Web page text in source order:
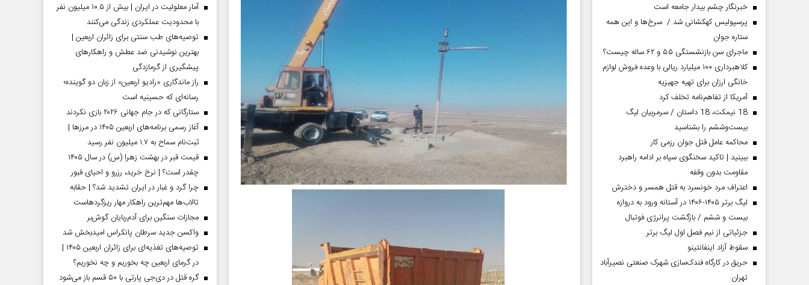
خبرنگار چشم بیدار جامعه است
پرسپولیس کهکشانی شد / سرخ‌ها و این همه
ستاره جوان
ماجرای سن بازنشستگی ۵۵ و ۶۲ ساله چیست؟
کلاهبرداری ۱۰۰ میلیارد ریالی با وعده فروش لوازم
خانگی ارزان برای تهیه جهیزیه
آمریکا از تفاهم‌نامه تخلف کرد
18 نیمکت، 18 داستان / سرمربیان لیگ
بیست‌وششم را بشناسید
محاکمه عامل قتل جوان رزمی کار
ببینید | تاکید سخنگوی سپاه بر ادامه راهبرد
مقاومت بدون وقفه
اعتراف مرد خونسرد به قتل همسر و دخترش
لیگ برتر ۱۴۰۵-۱۴۰۶ در آستانه ورود به دروازه
بیست و ششم / بازگشت پرانرژی فوتبال
جزئیاتی از نیم فصل اول لیگ برتر
سقوط آزاد اینفانتینو
حریق در کارگاه فندک‌سازی شهرک صنعتی نصیرآباد
تهران
آمار معلولیت در ایران | بیش از ۱۰.۵ میلیون نفر
با محدودیت عملکردی زندگی می‌کنند
توصیه‌های طب سنتی برای زائران اربعین |
بهترین نوشیدنی ضد عطش و راهکارهای
پیشگیری از گرمازدگی
راز ماندگاری «رادیو اربعین» از زبان دو گوینده؛
رسانه‌ای که حسینیه است
ستارگانی که در جام جهانی ۲۰۲۶ بازی نکردند
آغاز رسمی برنامه‌های اربعین ۱۴۰۵ در مرز‌ها |
ثبت‌نام سماح به ۱.۷ میلیون نفر رسید
قیمت قبر در بهشت زهرا (س) در سال ۱۴۰۵
چقدر است؟ | نرخ خرید، رزرو و احیای قبور
چرا گرد و غبار در ایران تشدید شد؟ | حقابه
تالاب‌ها مهم‌ترین راهکار مهار ریزگردهاست
مجازات سنگین برای آدم‌ربایان گوش‌بر
واکسن جدید سرطان پانکراس امیدبخش شد
توصیه‌های تغذیه‌ای برای زائران اربعین ۱۴۰۵ |
در گرمای اربعین چه بخوریم و چه نخوریم؟
گره قتل در دی‌جی پارتی با ۵۰ قسم باز می‌شود